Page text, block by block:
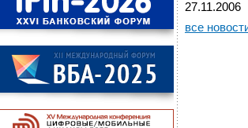
27.11.2006
все